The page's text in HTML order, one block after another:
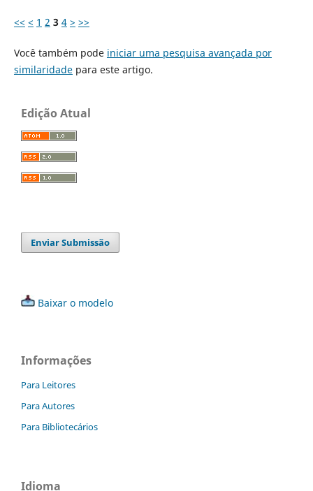
<< < 1 2 3 4 > >>
Você também pode iniciar uma pesquisa avançada por
similaridadepara este artigo.
Edição Atual
Enviar Submissão
Baixar o modelo
Informações
Para Leitores
Para Autores
Para Bibliotecários
Idioma